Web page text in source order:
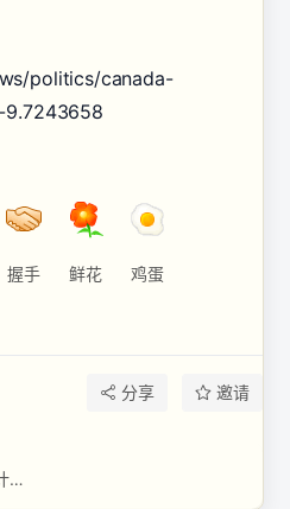
politics/canada-
9.7243658
握手 鲜花 鸡蛋
分享 邀请
Poilievre猛烈抨击BC省联邦计划购买空置公寓，称其为开发商的“救助” ...